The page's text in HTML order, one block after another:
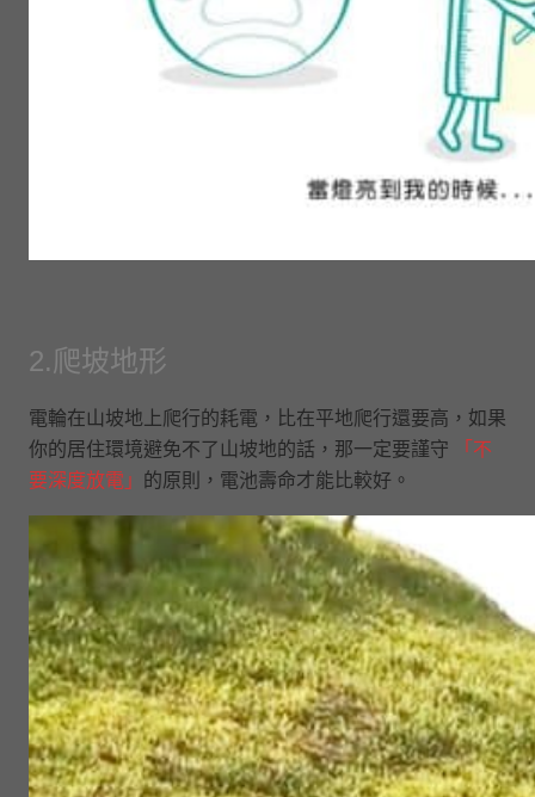
2.爬坡地形
電輪在山坡地上爬行的耗電，比在平地爬行還要高，如果
你的居住環境避免不了山坡地的話，那一定要謹守
「不
要深度放電」 的原則，電池壽命才能比較好。